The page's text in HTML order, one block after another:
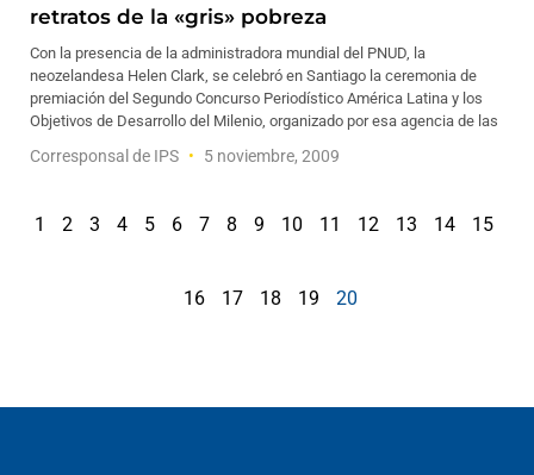
retratos de la «gris» pobreza
Con la presencia de la administradora mundial del PNUD, la
neozelandesa Helen Clark, se celebró en Santiago la ceremonia de
premiación del Segundo Concurso Periodístico América Latina y los
Objetivos de Desarrollo del Milenio, organizado por esa agencia de las
Corresponsal de IPS 5 noviembre, 2009
1 2 3 4 5 6 7 8 9 10 11 12 13 14 15
16 17 18 19 20